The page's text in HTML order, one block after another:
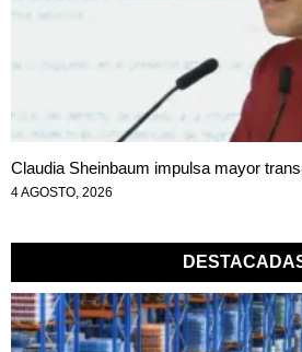
Claudia Sheinbaum impulsa mayor
4 AGOSTO, 2026